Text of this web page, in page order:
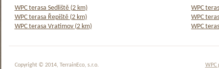
WPC terasa Sedliště (2 km)
WPC
WPC terasa Řepiště (2 km)
WPC
WPC terasa Vratimov (2 km)
WPC
WPC
Copyright © 2014, TerrainEco, s.r.o.